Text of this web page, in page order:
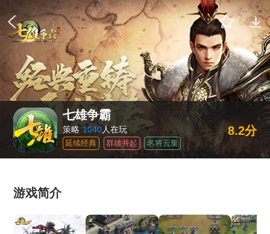
七雄争霸
策略 1040人在玩
延续经典 群雄并起 名将云集
8.2分
游戏简介